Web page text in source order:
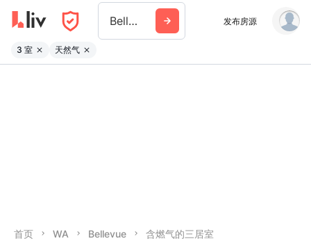
Bellevue Wa 发布房源
3 室 天然气
首页 WA Bellevue 含燃气的三居室